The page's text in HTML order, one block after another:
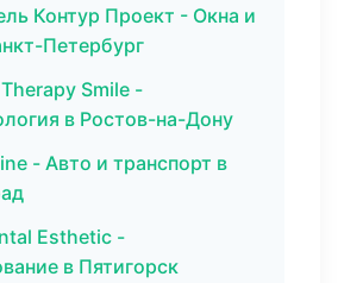
Контур Проект - Окна и
Петербург
Smile -
в Ростов-на-Дону
- Авто и транспорт в
Esthetic -
в Пятигорск